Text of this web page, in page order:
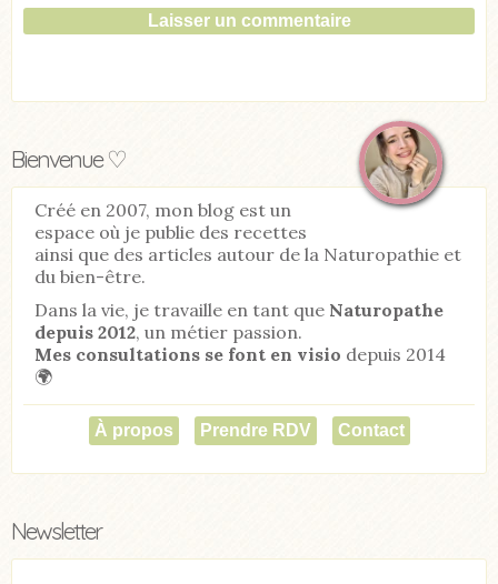
Bienvenue ♡
Créé en 2007, mon blog est un
espace où je publie des recettes
ainsi que des articles autour de la Naturopathie et
du bien-être.
Dans la vie, je travaille en tant que Naturopathe
depuis 2012, un métier passion.
Mes consultations se font en visio depuis 2014
🌍
À propos Prendre RDV Contact
Newsletter